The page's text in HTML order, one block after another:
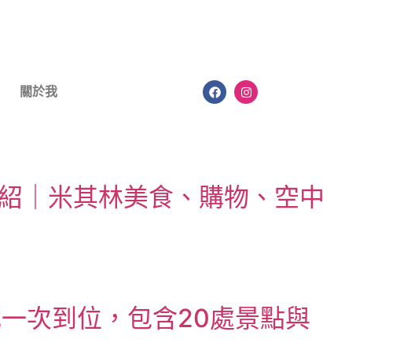
關於我
｜米其林美食、購物、空中
次到位，包含20處景點與